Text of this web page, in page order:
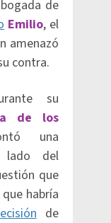
de
Emilio, el
amenazó
contra.
su
de los
una
lado del
que
habría
de